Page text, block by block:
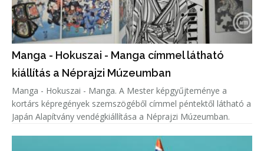
Manga - Hokuszai - Manga címmel látható
kiállítás a Néprajzi Múzeumban
Manga - Hokuszai - Manga. A Mester képgyűjteménye a
kortárs képregények szemszögéből címmel péntektől látható a
Japán Alapítvány vendégkiállítása a Néprajzi Múzeumban.